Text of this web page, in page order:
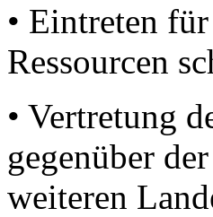
• Eintreten
Ressourcen
• Vertretung
gegenüber
weiteren